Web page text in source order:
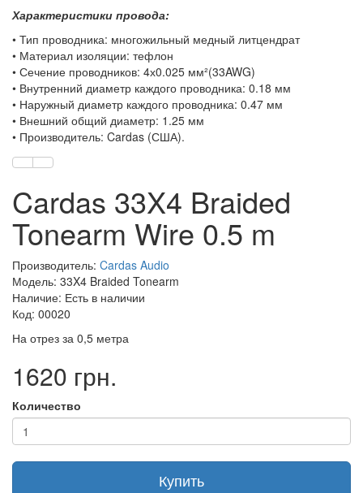
Характеристики провода:
• Тип проводника: многожильный медный литцендрат
• Материал изоляции: тефлон
• Сечение проводников: 4х0.025 мм²(33AWG)
• Внутренний диаметр каждого проводника: 0.18 мм
• Наружный диаметр каждого проводника: 0.47 мм
• Внешний общий диаметр: 1.25 мм
• Производитель: Cardas (США).
Cardas 33X4 Braided
Tonearm Wire 0.5 m
Производитель: Cardas Audio
Модель: 33X4 Braided Tonearm
Наличие: Есть в наличии
Код: 00020
На отрез за 0,5 метра
1620 грн.
Количество
Купить